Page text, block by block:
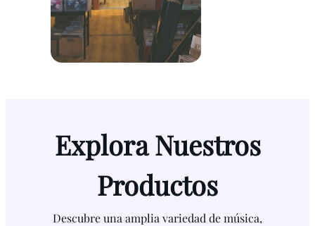
Explora Nuestros
Productos
Descubre una amplia variedad de música,